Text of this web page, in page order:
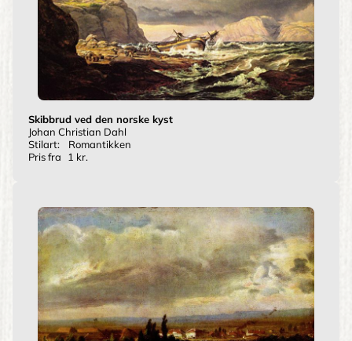
Skibbrud ved den norske kyst
Johan Christian Dahl
Stilart:
Romantikken
Pris fra
1 kr.